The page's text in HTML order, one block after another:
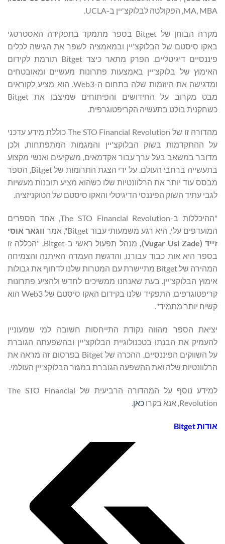
MA, MBA, הפקולטה לבלוקצ'יין ב-UCLA.
מקרה הבוחן של Bitget בספר מתמקד בתפקידה האסטרטגי
באקו סיסטם של הבלוקצ'יין ובמאמציה לשפר את הגישה לכלים
פיננסיים דיגיטליים. הפרק מתאר ​​כיצד Bitget תורמת לקידום
האימוץ של בלוקצ'יין באמצעות פתרונות מעשיים ומאובטחים
ומדגישה את היוזמות שלה בתחום ה-Web3. הוא מציע לקוראים
מבט מקרוב על החידושים והפיתוחים שמיצבו את Bitget
כשחקנית בולט בתעשיה הקריפטוגרפית.
מהדורה זו של The STO Financial Revolution כוללת מידע עדכני
על ההתקדמות בשוק הבלוקצ'יין והמגמות המתפתחות, ולכן
מדובר במשאב בעל ערך עבור אקדמאים, משקיעים ואנשי מקצוע
בתעשייה ברחבי העולם. על ידי הצגת התרומות של Bitget, הספר
מבסס עוד יותר את הרלוונטיות שלו כשהוא מציע תובנות מעשיות
לגבי עתיד השוק הפיננסי הדיגיטלי והאקו סיסטם של הטוקניזציה.
"ההיכללות ב-The STO Financial Revolution, אחד הספרים
המועדפים עלי, היא רגע משמעותי עבור Bitget", אמר
ווגאר אוסי
זייד (Vugar Usi Zade
),
מנהל תפעול ראשי ב-Bitget. "הכללה זו
בספר היא אות כבוד עבורנו, והדגשת העמדה האיתנה והצמיחה
המהירה של Bitget מתיישרת עם המטרות שלנו לדחוף את גבולות
אימוץ הבלוקצ'יין. בעת שאנחנו ממשיכים לחדש ולהציע פתרונות
קריפטוגרפים, התפקיד שלנו בקידום האקו סיסטם של Web3 הוא
קשיח יותר מתמיד".
יציאת הספר מהווה נקודת התייחסות חשובה למי שמעוניין
להעמיק את הבנתו בטכנולוגיית הבלוקצ'יין ובהשפעתה הגוברת
על השווקים הפיננסיים. ההכרה של Bitget בפרסום זה מראה את
הרלוונטיות שלה ואת ההשפעה הגוברת במגזר הבלוקצ'יין העולמי.
למידע נוסף על המהדורה הרביעית של The STO Financial
Revolution, אנא בקרו
כאן.
אודותBitget